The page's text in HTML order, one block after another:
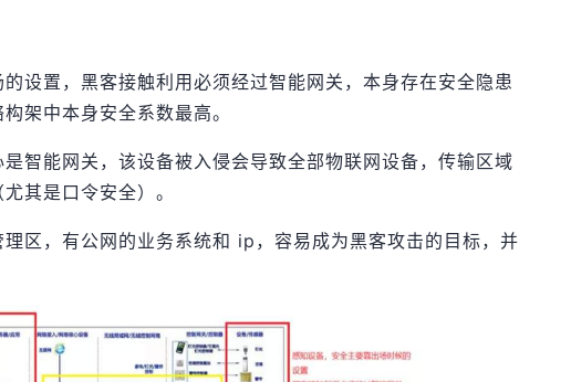
设置，黑客接触利用必须经过智能网关，本身存在安全隐患
架中本身安全系数最高。
智能网关，该设备被入侵会导致全部物联网设备，传输区域
其是口令安全）。
区，有公网的业务系统和 ip，容易成为黑客攻击的目标，并